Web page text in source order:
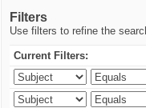
Filters
Use filters to refine the
Current Filters: